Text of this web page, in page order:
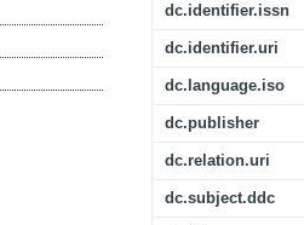
dc.identifier.issn
dc.identifier.uri
dc.language.iso
dc.publisher
dc.relation.uri
dc.subject.ddc